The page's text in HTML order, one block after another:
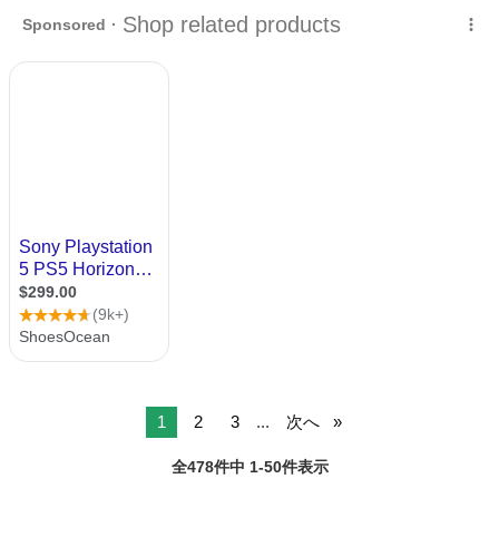
1 2 3 ... 次へ
全478件中 1-50件表示